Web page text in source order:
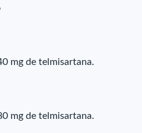
mg de telmisartana.
mg de telmisartana.